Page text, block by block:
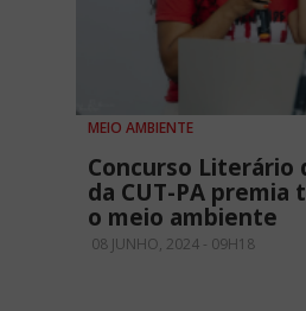
MEIO AMBIENTE
Concurso Literário
da CUT-PA premia
o meio ambiente
08 JUNHO, 2024 - 09H18